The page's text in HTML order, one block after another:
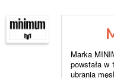
Marka
powstała w
ubrania